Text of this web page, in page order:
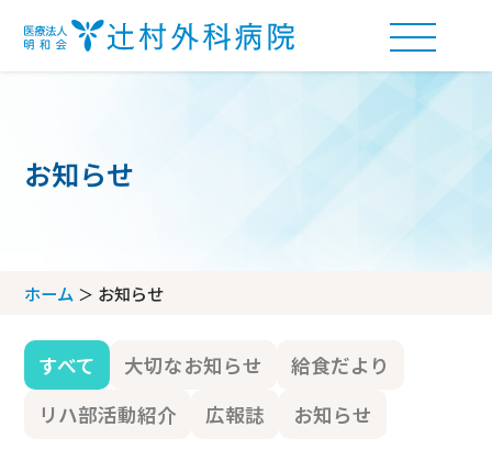
アクセス
フロアマップ
問診票ダウンロード
診療科
部門
当院について
お知らせ
ホーム お知らせ
すべて 大切なお知らせ
給食だより
リハ部活動紹介
広報誌 お知らせ